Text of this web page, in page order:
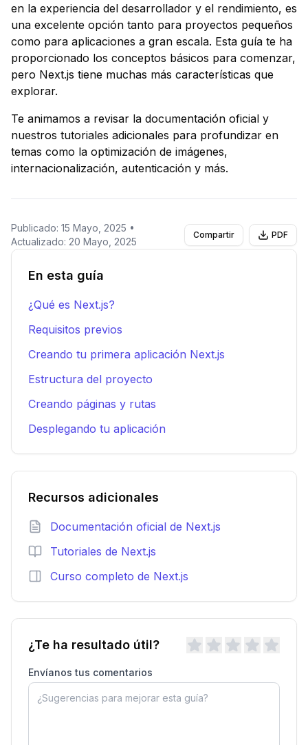
en la experiencia del desarrollador y el rendimiento, es
una excelente opción tanto para proyectos pequeños
como para aplicaciones a gran escala. Esta guía te ha
proporcionado los conceptos básicos para comenzar,
pero Next.js tiene muchas más características que
explorar.
Te animamos a revisar la documentación oficial y
nuestros tutoriales adicionales para profundizar en
temas como la optimización de imágenes,
internacionalización, autenticación y más.
Publicado: 15 Mayo, 2025 •
Actualizado: 20 Mayo, 2025
Compartir PDF
En esta guía
¿Qué es Next.js?
Requisitos previos
Creando tu primera aplicación Next.js
Estructura del proyecto
Creando páginas y rutas
Desplegando tu aplicación
Recursos adicionales
Documentación oficial de Next.js
Tutoriales de Next.js
Curso completo de Next.js
¿Te ha resultado útil?
Envíanos tus comentarios